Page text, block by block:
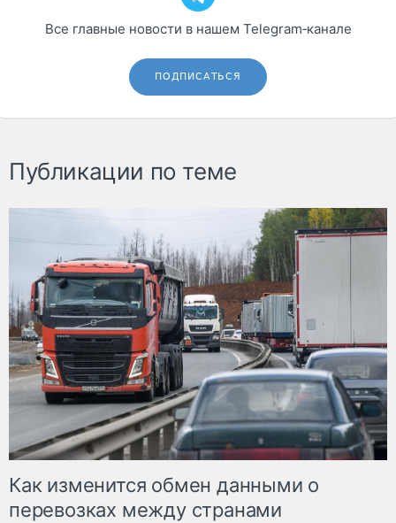
Все главные новости в нашем Telegram‑канале
ПОДПИСАТЬСЯ
Публикации по теме
Как изменится обмен данными о
перевозках между странами